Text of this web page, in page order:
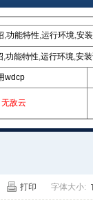
,功能特性,运行环境,安
,功能特性,运行环境,安
wdcp
无敌云
打印 字体大小: